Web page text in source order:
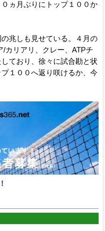
ヵ月ぶりにトップ１００か
兆しも見せている。４月の
カリアリ、クレー、ATPチ
ており、徐々に試合勘と状
１００へ返り咲けるか、今